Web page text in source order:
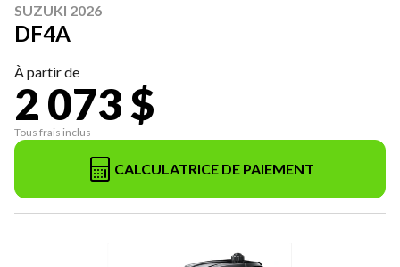
SUZUKI 2026
DF4A
À partir de
2 073 $
Tous frais inclus
CALCULATRICE DE PAIEMENT